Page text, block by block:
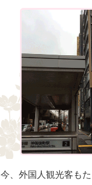
今、外国人観光客も